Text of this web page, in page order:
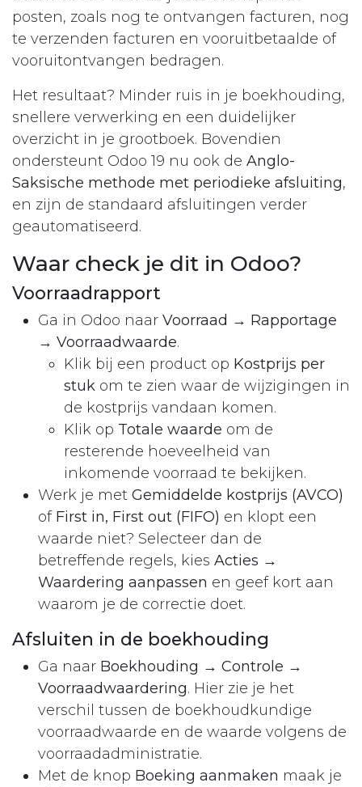
posten, zoals nog te ontvangen facturen, nog
te verzenden facturen en vooruitbetaalde of
vooruitontvangen bedragen.
Het resultaat? Minder ruis in je boekhouding,
snellere verwerking en een duidelijker
overzicht in je grootboek. Bovendien
ondersteunt Odoo 19 nu ook de Anglo-
Saksische methode met periodieke afsluiting,
en zijn de standaard afsluitingen verder
geautomatiseerd.
Waar check je dit in Odoo?
Voorraadrapport
Ga in Odoo naar Voorraad → Rapportage
→ Voorraadwaarde.
Klik bij een product op Kostprijs per
stuk om te zien waar de wijzigingen in
de kostprijs vandaan komen.
Klik op Totale waarde om de
resterende hoeveelheid van
inkomende voorraad te bekijken.
Werk je met Gemiddelde kostprijs (AVCO)
of First in, First out (FIFO) en klopt een
waarde niet? Selecteer dan de
betreffende regels, kies Acties →
Waardering aanpassen en geef kort aan
waarom je de correctie doet.
Afslui​ten in de boekhouding
Ga naar Boekhouding → Controle →
Voorraadwaardering. Hier zie je het
verschil tussen de boekhoudkundige
voorraadwaarde en de waarde volgens de
voorraadadministratie.
Met de knop Boeking aanmaken maak je